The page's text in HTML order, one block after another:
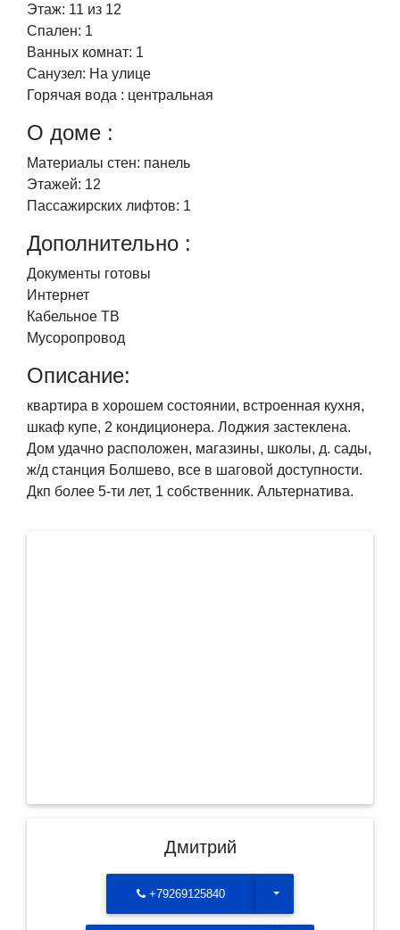
Этаж: 11 из 12
Спален: 1
Ванных комнат: 1
Cанузел: На улице
Горячая вода : центральная
О доме :
Материалы стен: панель
Этажей: 12
Пассажирских лифтов: 1
Дополнительно :
Документы готовы
Интернет
Кабельное ТВ
Мусоропровод
Описание:
квартира в хорошем состоянии, встроенная кухня,
шкаф купе, 2 кондиционера. Лоджия застеклена.
Дом удачно расположен, магазины, школы, д. сады,
ж/д станция Болшево, все в шаговой доступности.
Дкп более 5-ти лет, 1 собственник. Альтернатива.
Дмитрий
+79269125840 Toggle Dropdown